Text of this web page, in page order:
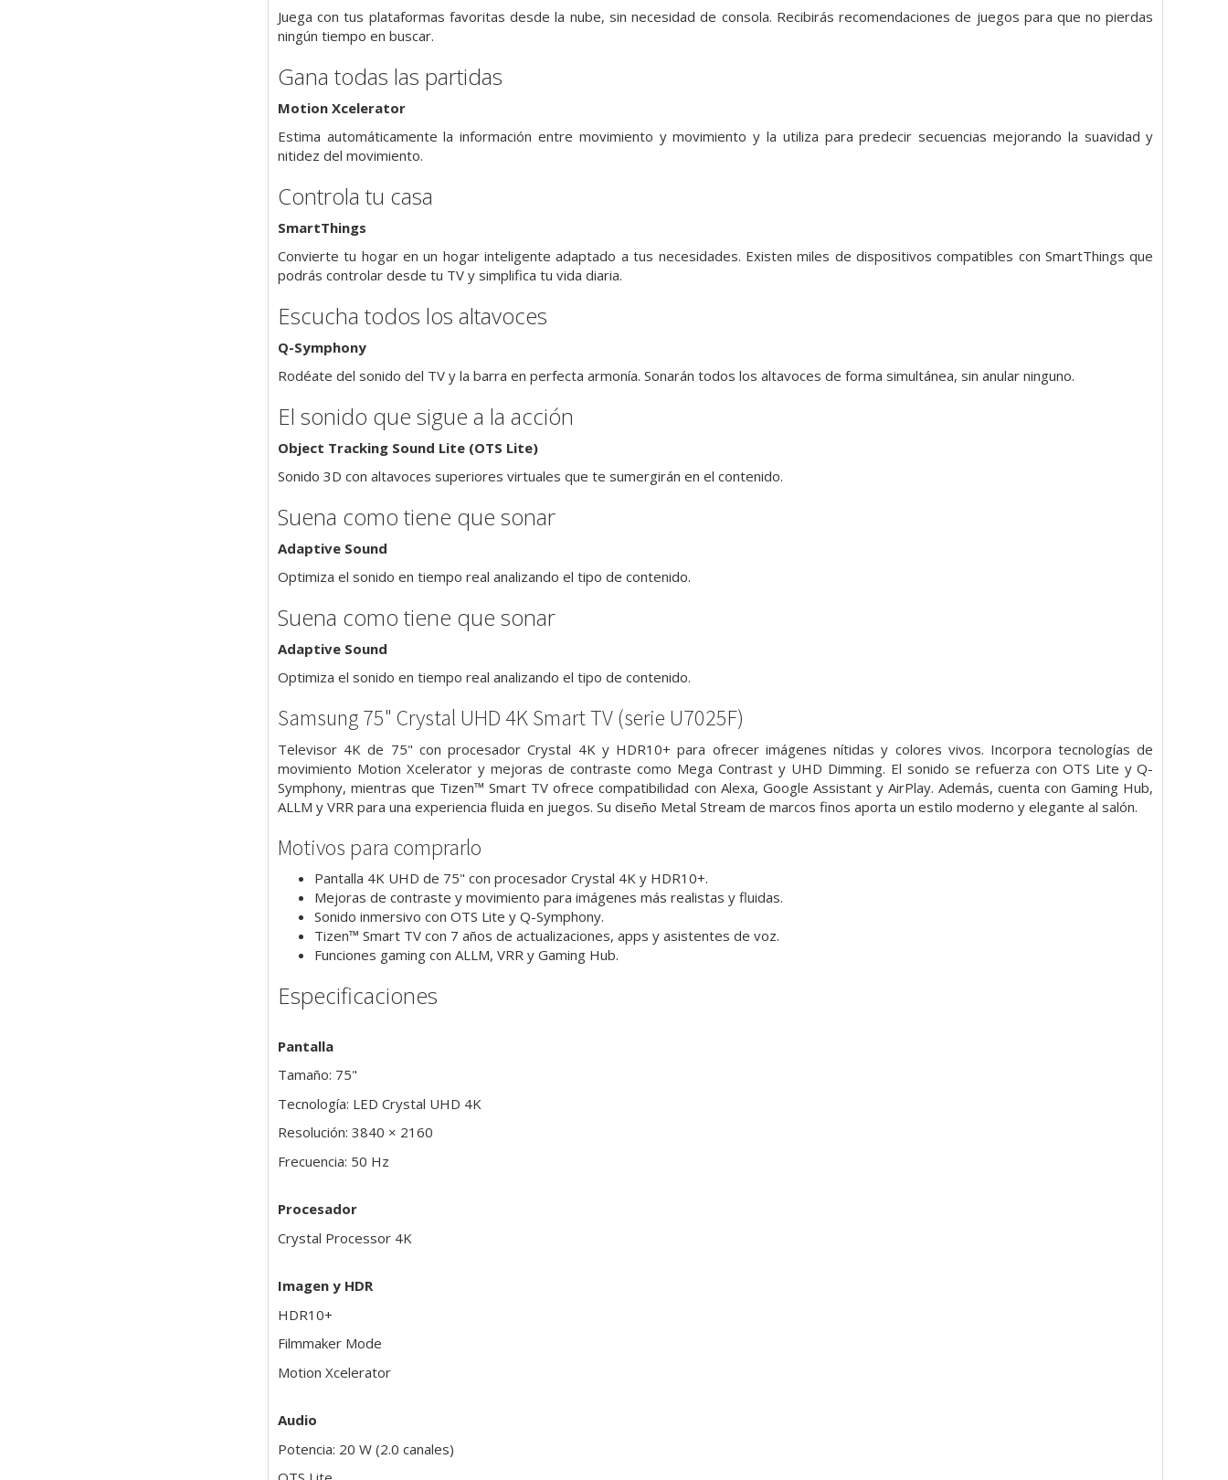
Juega con tus plataformas favoritas desde la nube, sin necesidad de consola. Recibirás recomendaciones de juegos para que no pierdas
ningún tiempo en buscar.
Gana todas las partidas
Motion Xcelerator
Estima automáticamente la información entre movimiento y movimiento y la utiliza para predecir secuencias mejorando la suavidad y
nitidez del movimiento.
Controla tu casa
SmartThings
Convierte tu hogar en un hogar inteligente adaptado a tus necesidades. Existen miles de dispositivos compatibles con SmartThings que
podrás controlar desde tu TV y simplifica tu vida diaria.
Escucha todos los altavoces
Q-Symphony
Rodéate del sonido del TV y la barra en perfecta armonía. Sonarán todos los altavoces de forma simultánea, sin anular ninguno.
El sonido que sigue a la acción
Object Tracking Sound Lite (OTS Lite)
Sonido 3D con altavoces superiores virtuales que te sumergirán en el contenido.
Suena como tiene que sonar
Adaptive Sound
Optimiza el sonido en tiempo real analizando el tipo de contenido.
Suena como tiene que sonar
Adaptive Sound
Optimiza el sonido en tiempo real analizando el tipo de contenido.
Samsung 75" Crystal UHD 4K Smart TV (serie U7025F)
Televisor 4K de 75" con procesador Crystal 4K y HDR10+ para ofrecer imágenes nítidas y colores vivos. Incorpora tecnologías de
movimiento Motion Xcelerator y mejoras de contraste como Mega Contrast y UHD Dimming. El sonido se refuerza con OTS Lite y Q-
Symphony, mientras que Tizen™ Smart TV ofrece compatibilidad con Alexa, Google Assistant y AirPlay. Además, cuenta con Gaming Hub,
ALLM y VRR para una experiencia fluida en juegos. Su diseño Metal Stream de marcos finos aporta un estilo moderno y elegante al salón.
Motivos para comprarlo
Pantalla 4K UHD de 75" con procesador Crystal 4K y HDR10+.
Mejoras de contraste y movimiento para imágenes más realistas y fluidas.
Sonido inmersivo con OTS Lite y Q-Symphony.
Tizen™ Smart TV con 7 años de actualizaciones, apps y asistentes de voz.
Funciones gaming con ALLM, VRR y Gaming Hub.
Especificaciones
Pantalla
Tamaño: 75"
Tecnología: LED Crystal UHD 4K
Resolución: 3840 × 2160
Frecuencia: 50 Hz
Procesador
Crystal Processor 4K
Imagen y HDR
HDR10+
Filmmaker Mode
Motion Xcelerator
Audio
Potencia: 20 W (2.0 canales)